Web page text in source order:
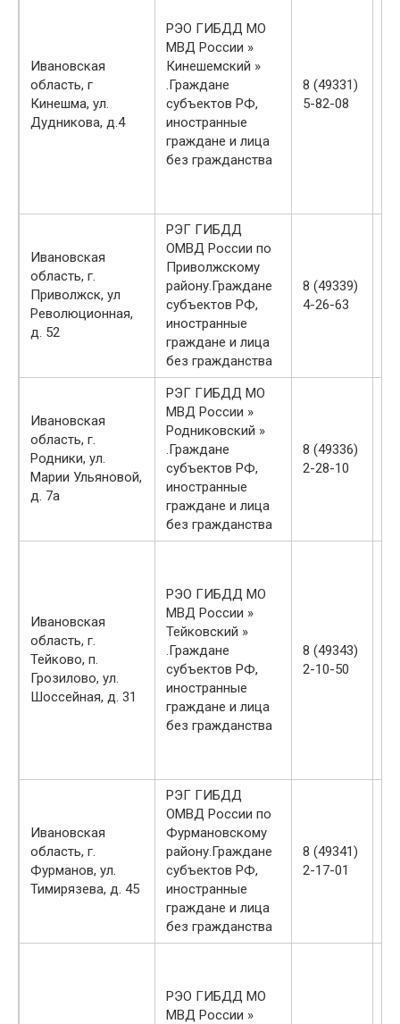
Ивановская
область, г
Кинешма, ул.
Дудникова, д.4
РЭО ГИБДД МО
МВД России »
Кинешемский »
.Граждане
субъектов РФ,
иностранные
граждане и лица
без гражданства
8 (49331)
5-82-08
Ивановская
область, г.
Приволжск, ул
Революционная,
д. 52
РЭГ ГИБДД
ОМВД России по
Приволжскому
району.Граждане
субъектов РФ,
иностранные
граждане и лица
без гражданства
8 (49339)
4-26-63
Ивановская
область, г.
Родники, ул.
Марии Ульяновой,
д. 7а
РЭГ ГИБДД МО
МВД России »
Родниковский »
.Граждане
субъектов РФ,
иностранные
граждане и лица
без гражданства
8 (49336)
2-28-10
Ивановская
область, г.
Тейково, п.
Грозилово, ул.
Шоссейная, д. 31
РЭО ГИБДД МО
МВД России »
Тейковский »
.Граждане
субъектов РФ,
иностранные
граждане и лица
без гражданства
8 (49343)
2-10-50
Ивановская
область, г.
Фурманов, ул.
Тимирязева, д. 45
РЭГ ГИБДД
ОМВД России по
Фурмановскому
району.Граждане
субъектов РФ,
иностранные
граждане и лица
без гражданства
8 (49341)
2-17-01
РЭО ГИБДД МО
МВД России »